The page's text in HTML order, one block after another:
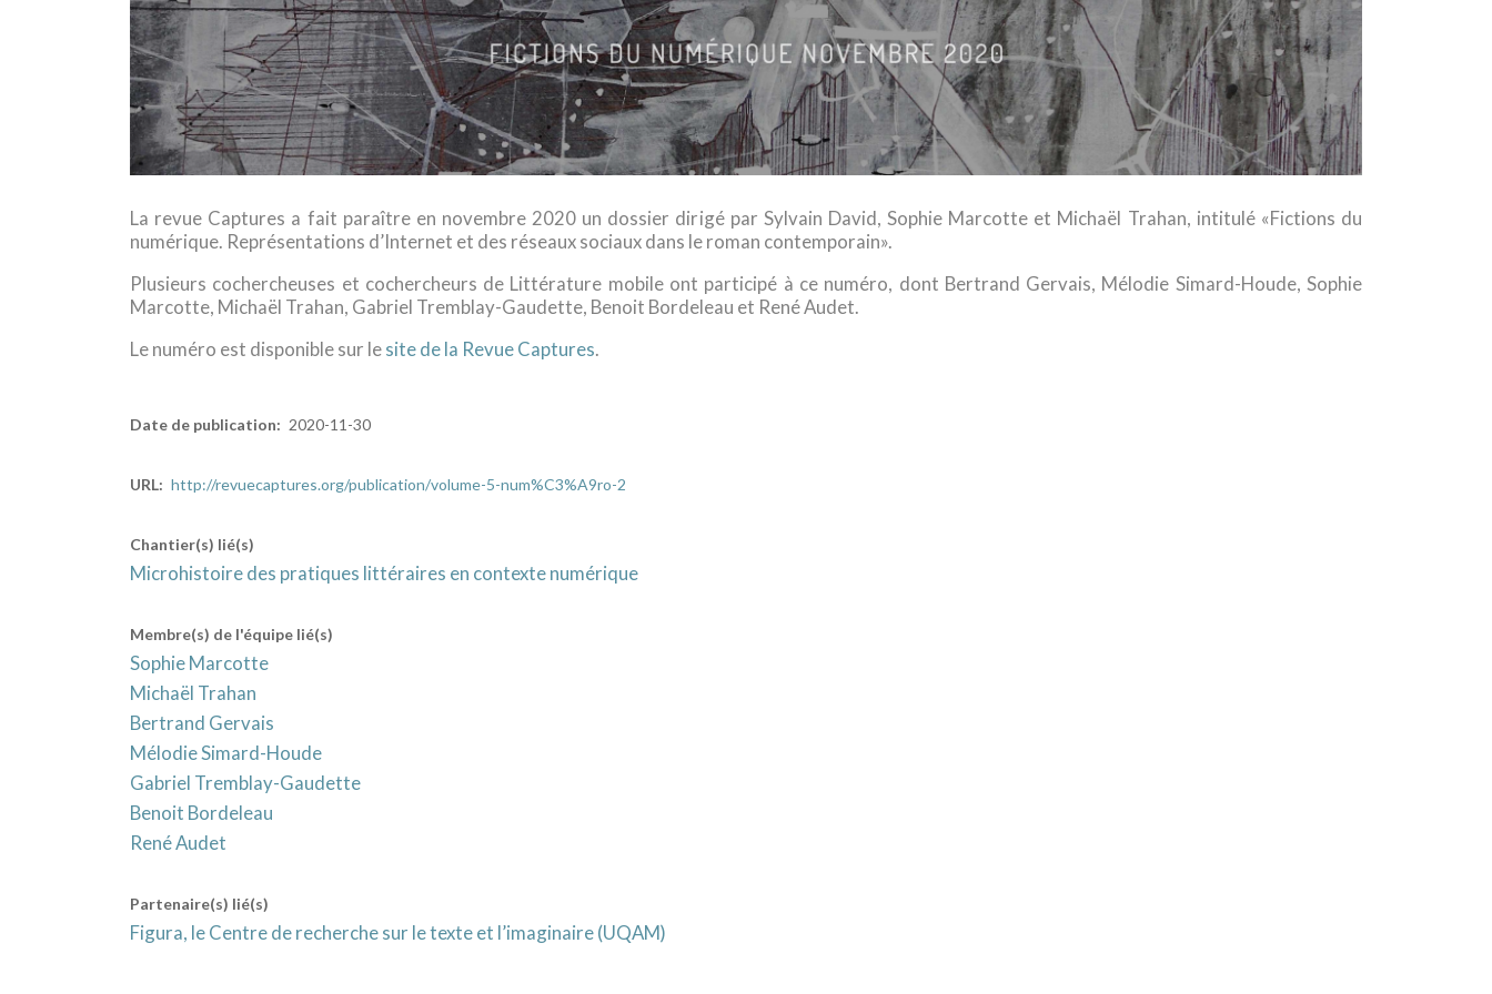
La revue Captures a fait paraître en novembre 2020 un dossier dirigé par Sylvain David, Sophie Marcotte et Michaël Trahan, intitulé «Fictions du
numérique. Représentations d’Internet et des réseaux sociaux dans le roman contemporain».
Plusieurs cochercheuses et cochercheurs de Littérature mobile ont participé à ce numéro, dont Bertrand Gervais, Mélodie Simard-Houde, Sophie
Marcotte, Michaël Trahan, Gabriel Tremblay-Gaudette, Benoit Bordeleau et René Audet.
Le numéro est disponible sur lesite de la Revue Captures.
Date de publication 2020-11-30
URL http://revuecaptures.org/publication/volume-5-num%C3%A9ro-2
Chantier(s) lié(s)
Microhistoire des pratiques littéraires en contexte numérique
Membre(s) de l'équipe lié(s)
Sophie Marcotte
Michaël Trahan
Bertrand Gervais
Mélodie Simard-Houde
Gabriel Tremblay-Gaudette
Benoit Bordeleau
René Audet
Partenaire(s) lié(s)
Figura, le Centre de recherche sur le texte et l’imaginaire (UQAM)